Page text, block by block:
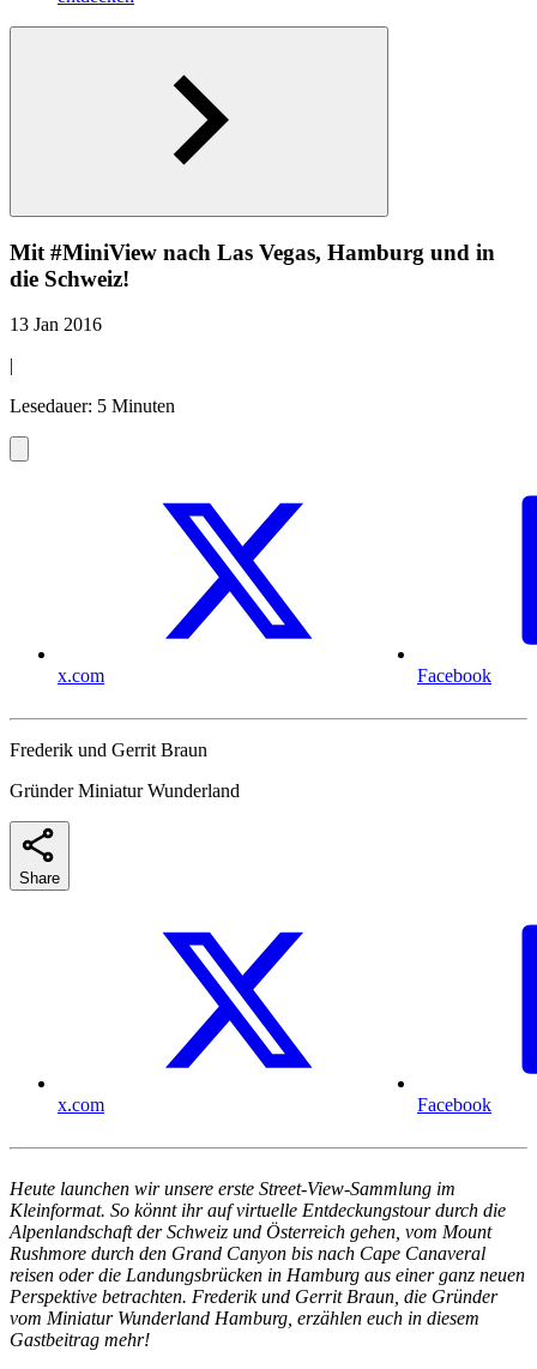
Mit #MiniView nach Las Vegas, Hamburg und in
die Schweiz!
13 Jan 2016
|
Lesedauer: 5 Minuten
x.com Facebook
Frederik und Gerrit Braun
Gründer Miniatur Wunderland
Share
x.com Facebook
Heute launchen wir unsere erste Street-View-Sammlung im
Kleinformat. So könnt ihr auf virtuelle Entdeckungstour durch die
Alpenlandschaft der Schweiz und Österreich gehen, vom Mount
Rushmore durch den Grand Canyon bis nach Cape Canaveral
reisen oder die Landungsbrücken in Hamburg aus einer ganz neuen
Perspektive betrachten. Frederik und Gerrit Braun, die Gründer
vom Miniatur Wunderland Hamburg, erzählen euch in diesem
Gastbeitrag mehr!